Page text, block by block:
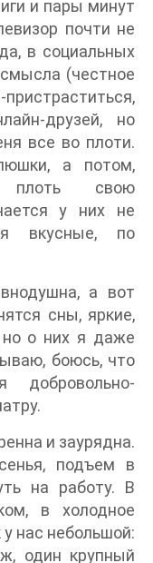
и пары минут
почти не
в социальных
(честное
друзей, но
все во плоти.
а потом,
плоть свою
у них не
вкусные, по
а вот
сны, яркие,
но о них я даже
боюсь, что
и заурядна.
подъем в
на работу. В
в холодное
нас небольшой:
один крупный